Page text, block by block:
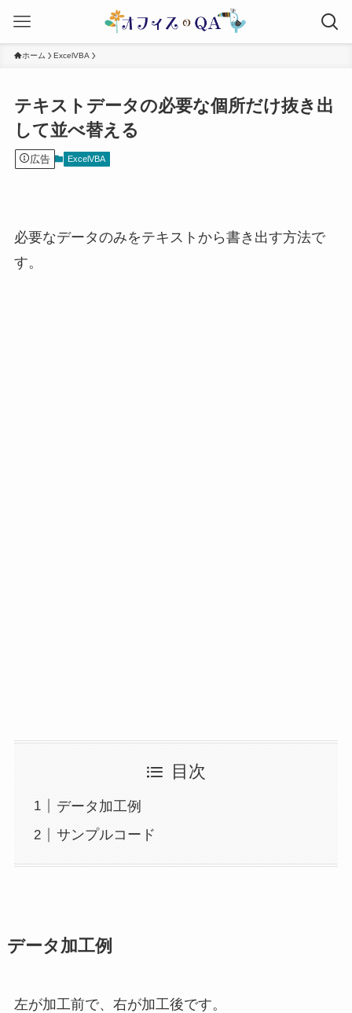
ホーム ExcelVBA
テキストデータの必要な個所だけ抜き出
して並べ替える
広告 ExcelVBA
必要なデータのみをテキストから書き出す方法で
す。
目次
データ加工例
サンプルコード
データ加工例
左が加工前で、右が加工後です。